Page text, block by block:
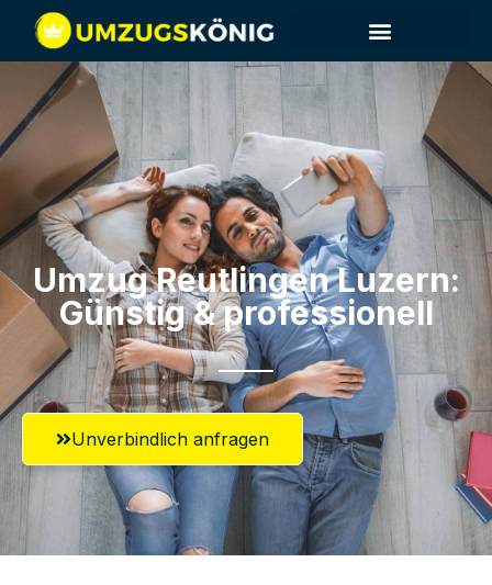
Umzug Reutlingen​ Luzern:
Günstig & professionell​
Unverbindlich anfragen